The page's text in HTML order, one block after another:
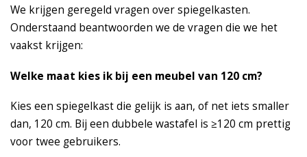
We krijgen geregeld vragen over spiegelkasten.
Onderstaand beantwoorden we de vragen die we het
vaakst krijgen:
Welke maat kies ik bij een meubel van 120 cm?
Kies een spiegelkast die gelijk is aan, of net iets smaller
dan, 120 cm. Bij een dubbele wastafel is ≥120 cm prettig
voor twee gebruikers.